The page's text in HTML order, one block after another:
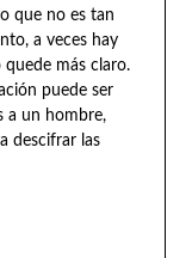
que no es tan
a veces hay
más claro.
puede ser
a un hombre,
descifrar las